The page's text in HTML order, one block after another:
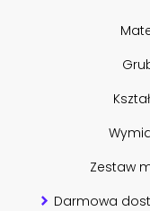
Zestaw
Darmowa